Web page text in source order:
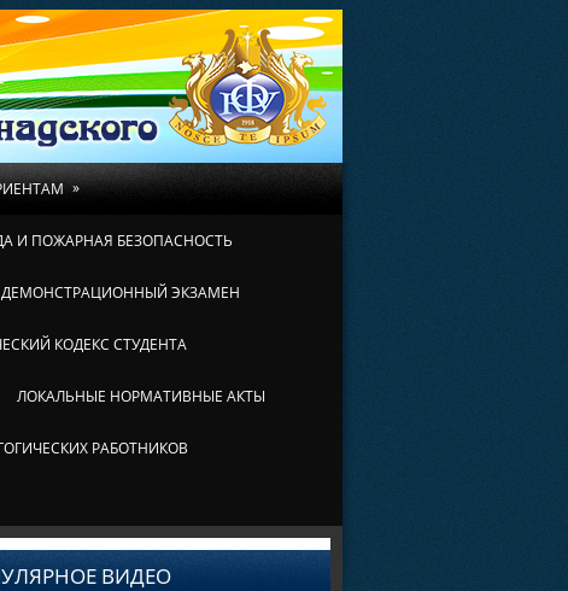
»
И ПОЖАРНАЯ БЕЗОПАСНОСТЬ
ДЕМОНСТРАЦИОННЫЙ ЭКЗАМЕН
КОДЕКС СТУДЕНТА
ЛОКАЛЬНЫЕ НОРМАТИВНЫЕ АКТЫ
РАБОТНИКОВ
ВИДЕО